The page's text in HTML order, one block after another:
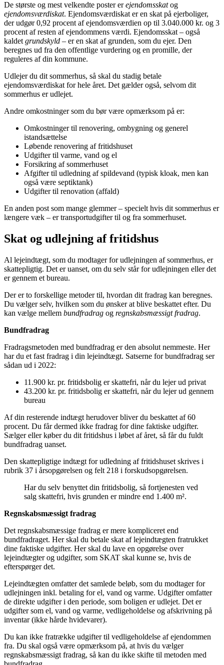
De største og mest velkendte poster erejendomsskatog
ejendomsværdiskat. Ejendomsværdiskat er en skat på ejerboliger,
der udgør 0,92 procent af ejendomsværdien op til 3.040.000 kr. og 3
procent af resten af ejendommens værdi. Ejendomsskat – også
kaldet grundskyld – er en skat af grunden, som du ejer. Den
beregnes ud fra den offentlige vurdering og en promille, der
reguleres af din kommune.
Udlejer du dit sommerhus, så skal du stadig betale
ejendomsværdiskat for hele året. Det gælder også, selvom dit
sommerhus er udlejet.
Andre omkostninger som du bør være opmærksom på er:
Omkostninger til renovering, ombygning og generel
istandsættelse
Løbende renovering af fritidshuset
Udgifter til varme, vand og el
Forsikring af sommerhuset
Afgifter til udledning af spildevand (typisk kloak, men kan
også være septiktank)
Udgifter til renovation (affald)
En anden post som mange glemmer – specielt hvis dit sommerhus er
længere væk – er transportudgifter til og fra sommerhuset.
Skat og udlejning af fritidshus
Al lejeindtægt, som du modtager for udlejningen af sommerhus, er
skattepligtig. Det er uanset, om du selv står for udlejningen eller det
er gennem et bureau.
Der er to forskellige metoder til, hvordan dit fradrag kan beregnes.
Du vælger selv, hvilken som du ønsker at blive beskattet efter. Du
kan vælge mellem bundfradrag og regnskabsmæssigt fradrag.
Bundfradrag
Fradragsmetoden med bundfradrag er den absolut nemmeste. Her
har du et fast fradrag i din lejeindtægt. Satserne for bundfradrag ser
sådan ud i 2022:
11.900 kr. pr. fritidsbolig er skattefri, når du lejer ud privat
43.200 kr. pr. fritidsbolig er skattefri, når du lejer ud gennem
bureau
Af din resterende indtægt herudover bliver du beskattet af 60
procent. Du får dermed ikke fradrag for dine faktiske udgifter.
Sælger eller køber du dit fritidshus i løbet af året, så får du fuldt
bundfradrag uanset.
Den skattepligtige indtægt for udledning af fritidshuset skrives i
rubrik 37 i årsopgørelsen og felt 218 i forskudsopgørelsen.
Har du selv benyttet din fritidsbolig, så fortjenesten ved
salg skattefri, hvis grunden er mindre end 1.400 m².
Regnskabsmæssigt fradrag
Det regnskabsmæssige fradrag er mere kompliceret end
bundfradraget. Her skal du betale skat af lejeindtægten fratrukket
dine faktiske udgifter. Her skal du lave en opgørelse over
lejeindtægter og udgifter, som SKAT skal kunne se, hvis de
efterspørger det.
Lejeindtægten omfatter det samlede beløb, som du modtager for
udlejningen inkl. betaling for el, vand og varme. Udgifter omfatter
de direkte udgifter i den periode, som boligen er udlejet. Det er
udgifter som el, vand og varme, vedligeholdelse og afskrivning på
inventar (ikke hårde hvidevarer).
Du kan ikke fratrække udgifter til vedligeholdelse af ejendommen
fra. Du skal også være opmærksom på, at hvis du vælger
regnskabsmæssigt fradrag, så kan du ikke skifte til metoden med